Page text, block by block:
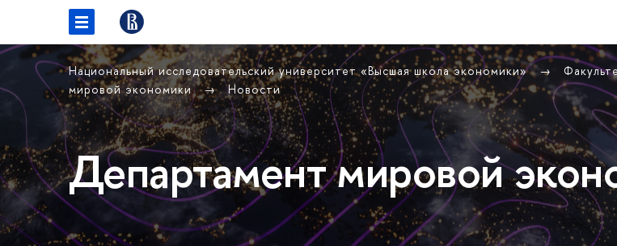
Национальный исследовательский университет «Высшая школа экономики»
мировой экономики
Новости
Департамент мировой